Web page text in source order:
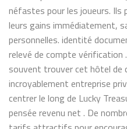
néfastes pour les joueurs. Ils
leurs gains immédiatement,
personnelles. identité
relevé de compte
souvent trouver cet hôtel de
incroyablement entreprise
centrer le long de Lucky
pensée revenu net . De